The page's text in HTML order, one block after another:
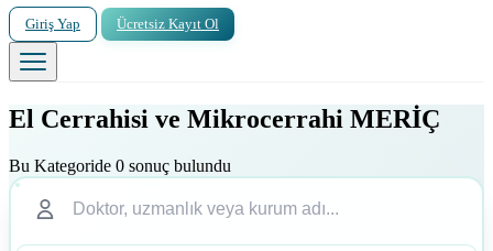
Giriş Yap Ücretsiz Kayıt Ol
El Cerrahisi ve Mikrocerrahi MERİÇ
Bu Kategoride 0 sonuç bulundu